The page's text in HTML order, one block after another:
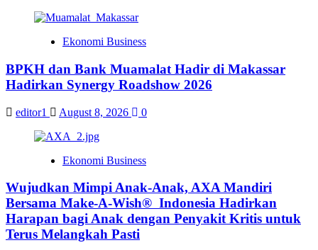
Ekonomi Business
BPKH dan Bank Muamalat Hadir di Makassar
Hadirkan Synergy Roadshow 2026
editor1 August 8, 2026 0
Ekonomi Business
Wujudkan Mimpi Anak-Anak, AXA Mandiri
Bersama Make-A-Wish® Indonesia Hadirkan
Harapan bagi Anak dengan Penyakit Kritis untuk
Terus Melangkah Pasti